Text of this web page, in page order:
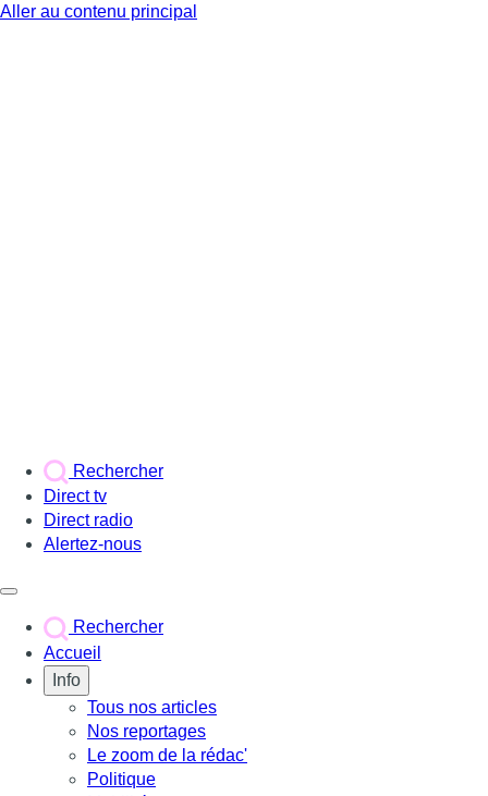
Aller au contenu principal
Rechercher
Direct tv
Direct radio
Alertez-nous
Rechercher
Accueil
Info
Tous nos articles
Nos reportages
Le zoom de la rédac'
Politique